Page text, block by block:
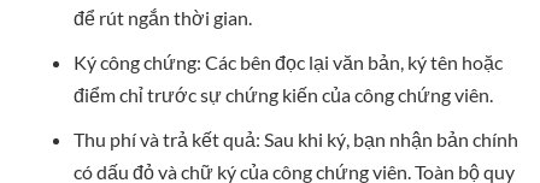
để rút ngắn thời gian.
Ký công chứng: Các bên đọc lại văn bản, ký tên hoặc
điểm chỉ trước sự chứng kiến của công chứng viên.
Thu phí và trả kết quả: Sau khi ký, bạn nhận bản chính
có dấu đỏ và chữ ký của công chứng viên. Toàn bộ quy